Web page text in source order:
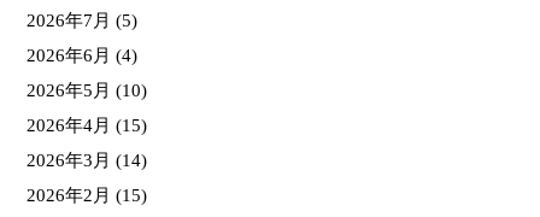
2026年7月 (5)
2026年6月 (4)
2026年5月 (10)
2026年4月 (15)
2026年3月 (14)
2026年2月 (15)